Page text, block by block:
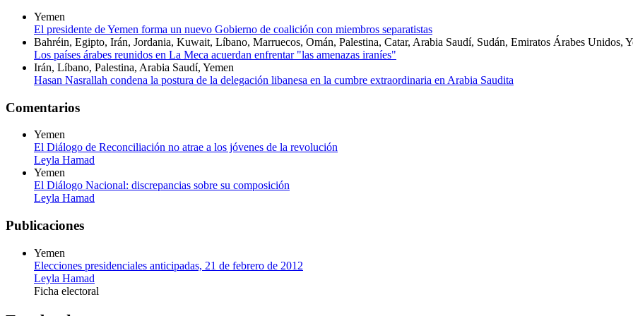
Yemen
El presidente de Yemen forma un nuevo Gobierno de coalición con miembros separatistas
Bahréin, Egipto, Irán, Jordania, Kuwait, Líbano, Marruecos, Omán, Palestina, Catar, Arabia Saudí, Sudán, Emiratos Árabes Unidos,
Los países árabes reunidos en La Meca acuerdan enfrentar "las amenazas iraníes"
Irán, Líbano, Palestina, Arabia Saudí, Yemen
Hasan Nasrallah condena la postura de la delegación libanesa en la cumbre extraordinaria en Arabia Saudita
Comentarios
Yemen
El Diálogo de Reconciliación no atrae a los jóvenes de la revolución
Leyla Hamad
Yemen
El Diálogo Nacional: discrepancias sobre su composición
Leyla Hamad
Publicaciones
Yemen
Elecciones presidenciales anticipadas, 21 de febrero de 2012
Leyla Hamad
Ficha electoral